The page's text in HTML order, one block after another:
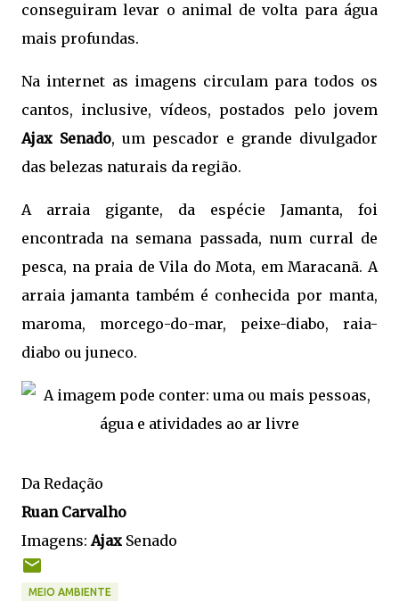
conseguiram levar o animal de volta para água
mais profundas.
Na internet as imagens circulam para todos os
cantos, inclusive, vídeos, postados pelo jovem
Ajax Senado, um pescador e grande divulgador
das belezas naturais da região.
A arraia gigante, da espécie Jamanta, foi
encontrada na semana passada, num curral de
pesca, na praia de Vila do Mota, em Maracanã. A
arraia jamanta também é conhecida por manta,
maroma, morcego-do-mar, peixe-diabo, raia-
diabo ou juneco.
Da Redação
Ruan Carvalho
Imagens:Ajax Senado
MEIO AMBIENTE